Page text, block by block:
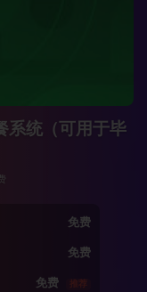
系统（可用于毕
免费
免费
免费 推荐